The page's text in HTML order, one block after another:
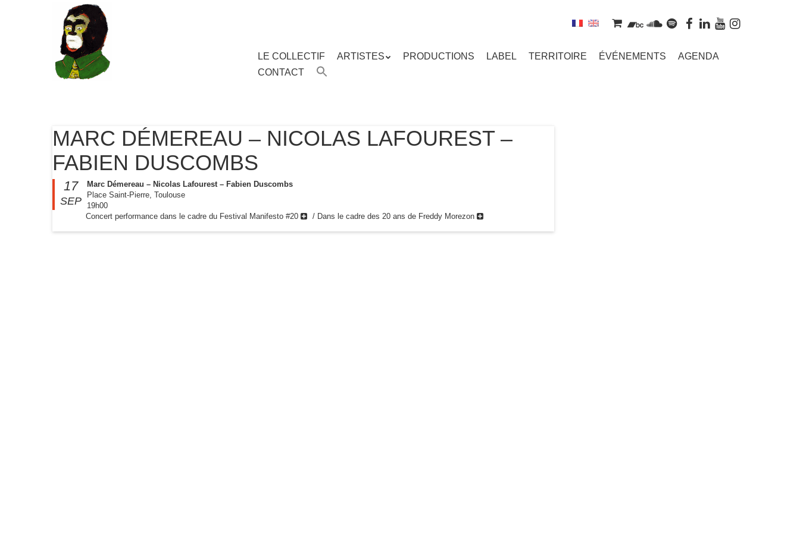
MENU
Aller
contenu
LE COLLECTIF ARTISTES PRODUCTIONS LABEL TERRITOIRE ÉVÉNEMENTS
AGENDA
CONTACT
MARC DÉMEREAU – NICOLAS LAFOUREST –
FABIEN DUSCOMBS
17
SEP
Marc Démereau – Nicolas Lafourest – Fabien Duscombs
Place Saint-Pierre, Toulouse
19h00
Concert performance dans le cadre du Festival Manifesto #20
/ Dans le cadre des 20 ans de Freddy Morezon